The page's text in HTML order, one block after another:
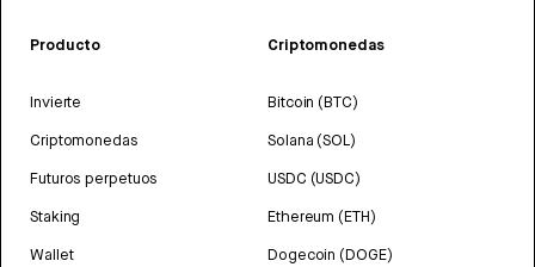
Producto
Invierte
Criptomonedas
Futuros perpetuos
Staking
Wallet
Criptomonedas
Bitcoin (BTC)
Solana (SOL)
USDC (USDC)
Ethereum (ETH)
Dogecoin (DOGE)